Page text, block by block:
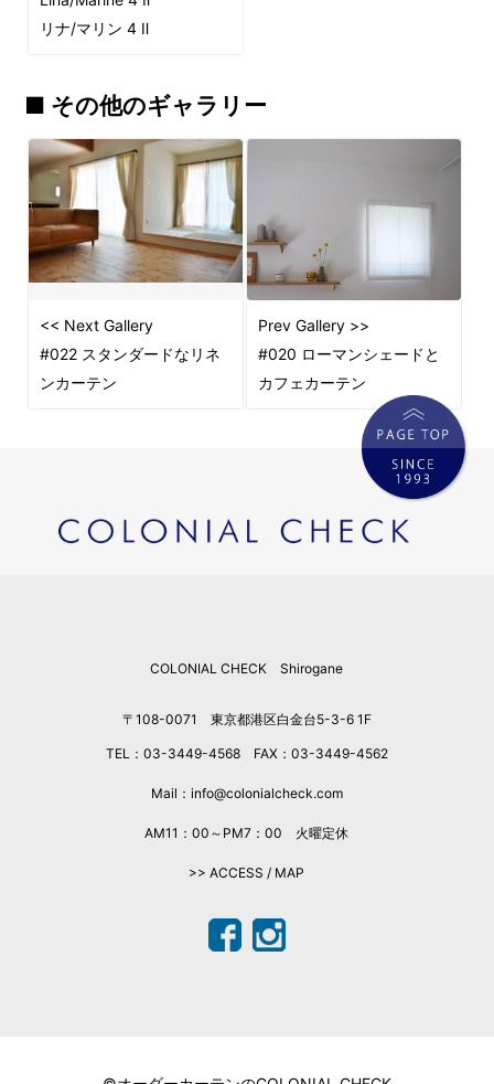
リナ/マリン 4 Ⅱ
■ その他のギャラリー
<< Next Gallery
#022 スタンダードなリネ
ンカーテン
Prev Gallery >>
#020 ローマンシェードと
カフェカーテン
COLONIAL CHECK Shirogane
〒108-0071 東京都港区白金台5-3-6 1F
TEL：03-3449-4568 FAX：03-3449-4562
Mail：info@colonialcheck.com
AM11：00～PM7：00 火曜定休
>> ACCESS / MAP